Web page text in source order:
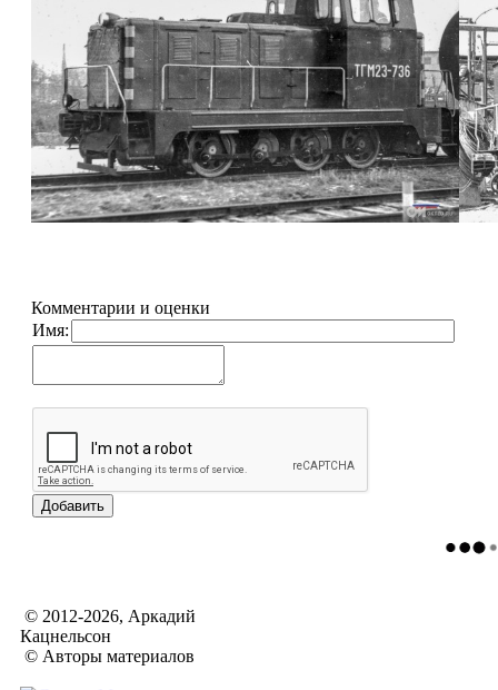
Комментарии и оценки
Имя:
© 2012-2026, Аркадий
Кацнельсон
© Авторы материалов